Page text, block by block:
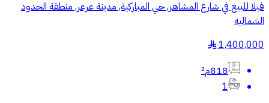
فيلا للبيع في شارع المشاهر, حي المباركية, مدينة عرعر, منطقة الحدود
الشماليه
1,400,000
§
818م²
1